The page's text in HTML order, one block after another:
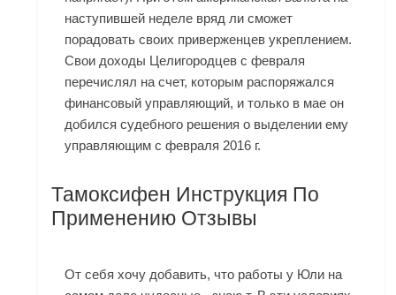
наступившей неделе вряд ли сможет
порадовать своих приверженцев укреплением.
Свои доходы Целигородцев с февраля
перечислял на счет, которым распоряжался
финансовый управляющий, и только в мае он
добился судебного решения о выделении ему
управляющим с февраля 2016 г.
Тамоксифен Инструкция По
Применению Отзывы
От себя хочу добавить, что работы у Юли на